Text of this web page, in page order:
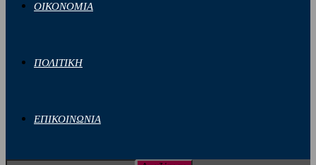
ΟΙΚΟΝΟΜΙΑ
ΠΟΛΙΤΙΚΗ
ΕΠΙΚΟΙΝΩΝΙΑ